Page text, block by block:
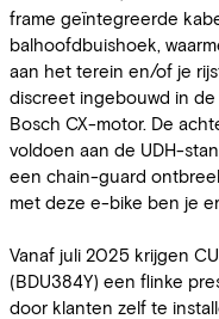
frame geïntegreerde
balhoofdbuishoek,
aan het terein en/of je
discreet ingebouwd in
Bosch CX-motor. De
voldoen aan de UDH-
een chain-guard
met deze e-bike ben je
Vanaf juli 2025 krijgen
(BDU384Y) een flinke
door klanten zelf te